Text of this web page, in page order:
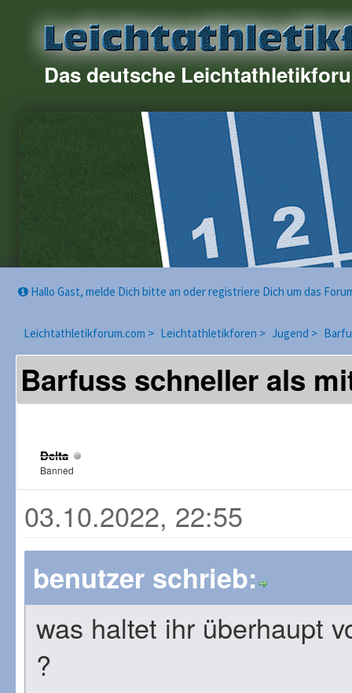
Das deutsche
Hallo Gast, melde Dich bitte an oder registriere Dich um das
Leichtathletikforum.com > Leichtathletikforen > Jugend >
Barfuss schneller als
Delta
Banned
03.10.2022, 22:55
benutzer schrieb:
was haltet ihr überhaupt
?